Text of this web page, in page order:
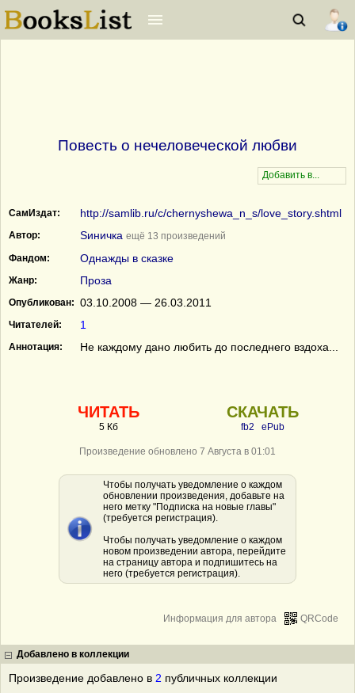
Повесть о нечеловеческой любви
СамИздат: http://samlib.ru/c/chernyshewa_n_s/love_story.shtml
Автор: Sиничка ещё 13 произведений
Фандом:
Однажды в сказке
Жанр: Проза
Опубликован: 03.10.2008 — 26.03.2011
Читателей: 1
Аннотация: Не каждому дано любить до последнего вздоха...
ЧИТАТЬ
5 Кб
СКАЧАТЬ
fb2 ePub
Произведение обновлено 7 Августа в 01:01
Чтобы получать уведомление о каждом
обновлении произведения, добавьте на
него метку "Подписка на новые главы"
(требуется регистрация).
Чтобы получать уведомление о каждом
новом произведении автора, перейдите
на страницу автора и подпишитесь на
него (требуется регистрация).
QRCode
Информация для автора
Добавлено в коллекции
Произведение добавлено в 2 публичных коллекции